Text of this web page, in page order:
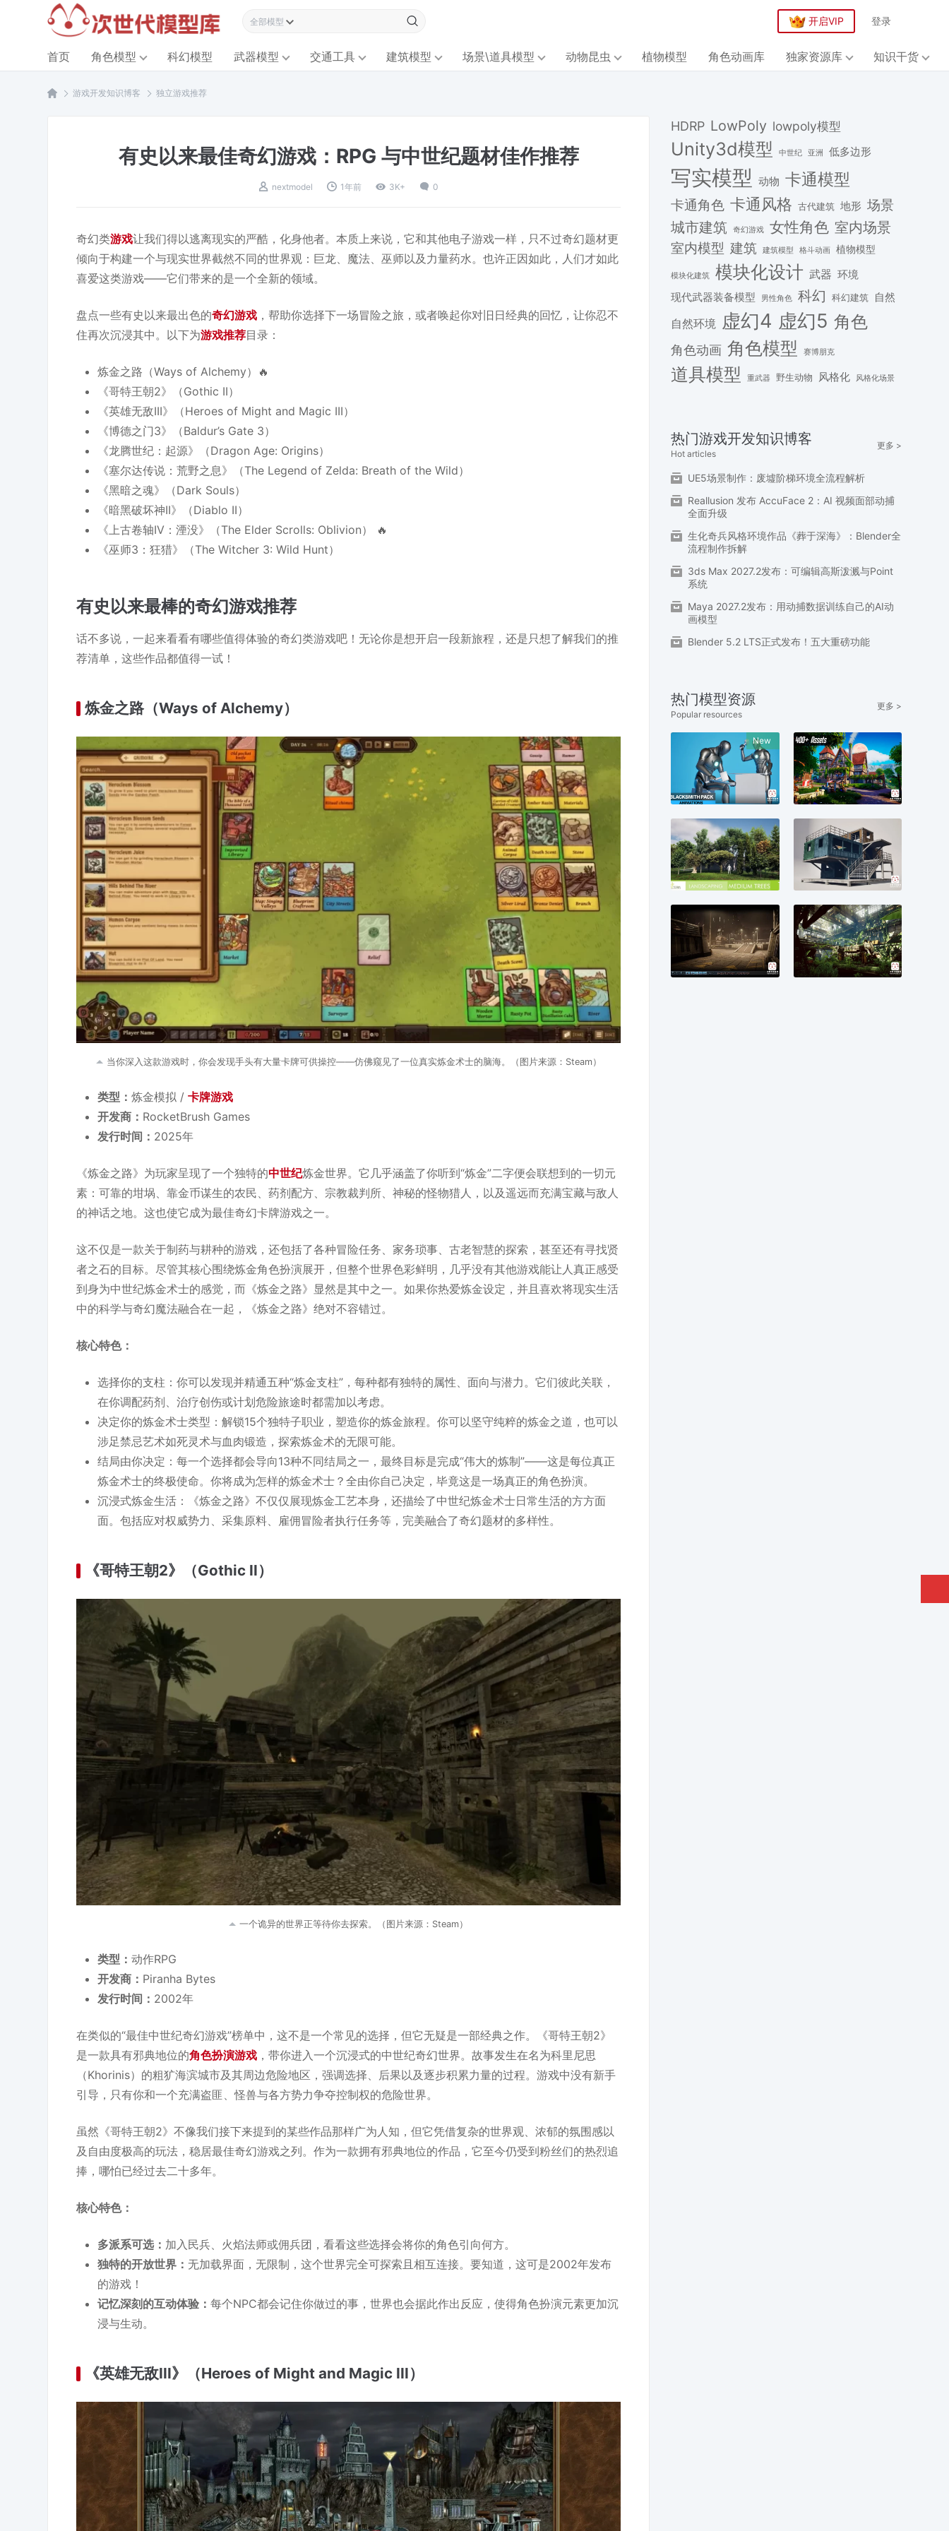
全部模型资源 开启VIP 登录
首页 角色模型 科幻模型 武器模型 交通工具 建筑模型 场景\道具模型 动物昆虫 植物模型 角色动画库 独家资源库 知识干货
游戏开发知识博客 独立游戏推荐
有史以来最佳奇幻游戏：RPG 与中世纪题材佳作推荐
nextmodel 1年前 3K+ 0
奇幻类游戏让我们得以逃离现实的严酷，化身他者。本质上来说，它和其他电子游戏一样，只不过奇幻题材更
倾向于构建一个与现实世界截然不同的世界观：巨龙、魔法、巫师以及力量药水。也许正因如此，人们才如此
喜爱这类游戏——它们带来的是一个全新的领域。
盘点一些有史以来最出色的奇幻游戏 ，帮助你选择下一场冒险之旅，或者唤起你对旧日经典的回忆，让你忍不
住再次沉浸其中。以下为游戏推荐目录：
炼金之路（Ways of Alchemy）🔥
《哥特王朝2》（Gothic II）
《英雄无敌III》（Heroes of Might and Magic III）
《博德之门3》（Baldur’s Gate 3）
《龙腾世纪：起源》（Dragon Age: Origins）
《塞尔达传说：荒野之息》（The Legend of Zelda: Breath of the Wild）
《黑暗之魂》（Dark Souls）
《暗黑破坏神II》（Diablo II）
《上古卷轴IV：湮没》（The Elder Scrolls: Oblivion） 🔥
《巫师3：狂猎》（The Witcher 3: Wild Hunt）
有史以来最棒的奇幻游戏推荐
话不多说，一起来看看有哪些值得体验的奇幻类游戏吧！无论你是想开启一段新旅程，还是只想了解我们的推
荐清单，这些作品都值得一试！
炼金之路（Ways of Alchemy）
当你深入这款游戏时，你会发现手头有大量卡牌可供操控——仿佛窥见了一位真实炼金术士的脑海。（图片来源：Steam）
类型：炼金模拟 /卡牌游戏
开发商： RocketBrush Games
发行时间： 2025年
《炼金之路》为玩家呈现了一个独特的中世纪炼金世界。它几乎涵盖了你听到“炼金”二字便会联想到的一切元
素：可靠的坩埚、靠金币谋生的农民、药剂配方、宗教裁判所、神秘的怪物猎人，以及遥远而充满宝藏与敌人
的神话之地。这也使它成为最佳奇幻卡牌游戏之一。
这不仅是一款关于制药与耕种的游戏，还包括了各种冒险任务、家务琐事、古老智慧的探索，甚至还有寻找贤
者之石的目标。尽管其核心围绕炼金角色扮演展开，但整个世界色彩鲜明，几乎没有其他游戏能让人真正感受
到身为中世纪炼金术士的感觉，而《炼金之路》显然是其中之一。如果你热爱炼金设定，并且喜欢将现实生活
中的科学与奇幻魔法融合在一起，《炼金之路》绝对不容错过。
核心特色：
选择你的支柱：你可以发现并精通五种“炼金支柱”，每种都有独特的属性、面向与潜力。它们彼此关联，
在你调配药剂、治疗创伤或计划危险旅途时都需加以考虑。
决定你的炼金术士类型：解锁15个独特子职业，塑造你的炼金旅程。你可以坚守纯粹的炼金之道，也可以
涉足禁忌艺术如死灵术与血肉锻造，探索炼金术的无限可能。
结局由你决定：每一个选择都会导向13种不同结局之一，最终目标是完成“伟大的炼制”——这是每位真正
炼金术士的终极使命。你将成为怎样的炼金术士？全由你自己决定，毕竟这是一场真正的角色扮演。
沉浸式炼金生活：《炼金之路》不仅仅展现炼金工艺本身，还描绘了中世纪炼金术士日常生活的方方面
面。包括应对权威势力、采集原料、雇佣冒险者执行任务等，完美融合了奇幻题材的多样性。
《哥特王朝2》（Gothic II）
一个诡异的世界正等待你去探索。（图片来源：Steam）
类型：动作RPG
开发商： Piranha Bytes
发行时间： 2002年
在类似的“最佳中世纪奇幻游戏”榜单中，这不是一个常见的选择，但它无疑是一部经典之作。《哥特王朝2》
是一款具有邪典地位的角色扮演游戏 ，带你进入一个沉浸式的中世纪奇幻世界。故事发生在名为科里尼思
（Khorinis）的粗犷海滨城市及其周边危险地区，强调选择、后果以及逐步积累力量的过程。游戏中没有新手
引导，只有你和一个充满盗匪、怪兽与各方势力争夺控制权的危险世界。
虽然《哥特王朝2》不像我们接下来提到的某些作品那样广为人知，但它凭借复杂的世界观、浓郁的氛围感以
及自由度极高的玩法，稳居最佳奇幻游戏之列。作为一款拥有邪典地位的作品，它至今仍受到粉丝们的热烈追
捧，哪怕已经过去二十多年。
核心特色：
多派系可选： 加入民兵、火焰法师或佣兵团，看看这些选择会将你的角色引向何方。
独特的开放世界： 无加载界面，无限制，这个世界完全可探索且相互连接。要知道，这可是2002年发布
的游戏！
记忆深刻的互动体验：每个NPC都会记住你做过的事，世界也会据此作出反应，使得角色扮演元素更加沉
浸与生动。
《英雄无敌III》（Heroes of Might and Magic III）
HDRP LowPoly lowpoly模型
Unity3d模型 中世纪 亚洲 低多边形
写实模型 动物 卡通模型
卡通角色 卡通风格 古代建筑 地形 场景
城市建筑
奇幻游戏 女性角色 室内场景
室内模型 建筑 建筑模型 格斗动画 植物模型
模块化建筑 模块化设计 武器 环境
现代武器装备模型
男性角色 科幻 科幻建筑 自然
自然环境 虚幻4 虚幻5 角色
角色动画 角色模型 赛博朋克
道具模型 重武器 野生动物 风格化 风格化场景
热门游戏开发知识博客
Hot articles
更多 >
UE5场景制作：废墟阶梯环境全流程解析
Reallusion 发布 AccuFace 2：AI 视频面部动捕
全面升级
生化奇兵风格环境作品《葬于深海》：Blender全
流程制作拆解
3ds Max 2027.2发布：可编辑高斯泼溅与Point
系统
Maya 2027.2发布：用动捕数据训练自己的AI动
画模型
Blender 5.2 LTS正式发布！五大重磅功能
热门模型资源
Popular resources
更多 >